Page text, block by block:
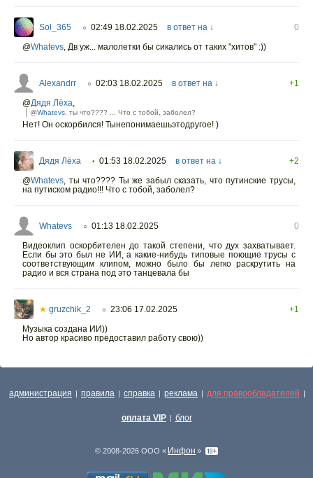
Sol_365 ○ 02:49 18.02.2025 в ответ на ↓
0
@Whatevs Дв уж... малолетки бы сикались от таких "хитов" :))
Alexandrr ○ 02:03 18.02.2025 в ответ на ↓
+1
@Дядя Лёха
@Whatevs , ты что???? ... Что с тобой, заболел?
Нет! Он оскорбился! Тынепонимаешьэтодругое! )
Дядя Лёха • 01:53 18.02.2025 в ответ на ↓
+2
@Whatevs ты что???? Ты же забыл сказать, что путинские трусы,
на путиском радио!!! Что с тобой, заболел?
Whatevs ○ 01:13 18.02.2025
0
Видеоклип оскорбителен до такой степени, что дух захватывает.
Если бы это был не ИИ, а какие-нибудь типовые поющие трусы с
соответствующим клипом, можно было бы легко раскрутить на
радио и вся страна под это танцевала бы
★ gruzchik_2 ○ 23:06 17.02.2025
+1
Музыка создана ИИ))
Но автор красиво предоставил работу свою))
администрация | правила | справка | реклама | для правообладателей |
оплата VIP | блог
© 2008-2026 ООО « Инфон »